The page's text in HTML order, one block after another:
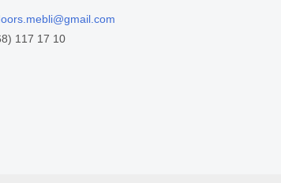
117 17 10